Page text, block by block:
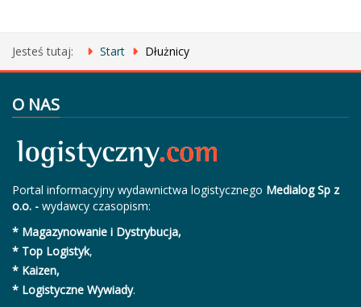
Jesteś tutaj: Start Dłużnicy
O NAS
Portal informacyjny wydawnictwa logistycznego Medialog Sp z
o.o. - wydawcy czasopism:
* Magazynowanie i Dystrybucja,
* Top Logistyk,
* Kaizen,
* Logistyczne Wywiady.